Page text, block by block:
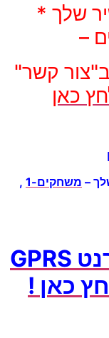
שלך *
קשר"
כאן
משחקים-1 ,
מדריך הגדרות אינטרנט GPRS
כאן !